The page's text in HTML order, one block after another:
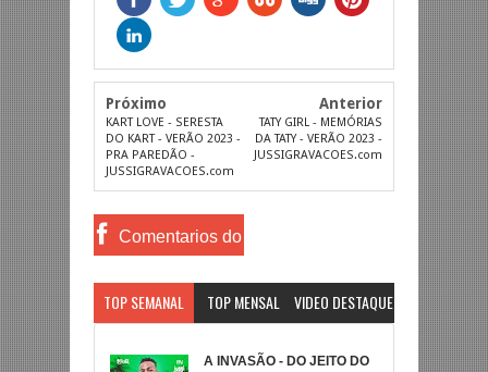
Próximo
KART LOVE - SERESTA
DO KART - VERÃO 2023 -
PRA PAREDÃO -
JUSSIGRAVACOES.com
Anterior
TATY GIRL - MEMÓRIAS
DA TATY - VERÃO 2023 -
JUSSIGRAVACOES.com
Comentarios do
TOP SEMANAL TOP MENSAL VIDEO DESTAQUE
A INVASÃO - DO JEITO DO